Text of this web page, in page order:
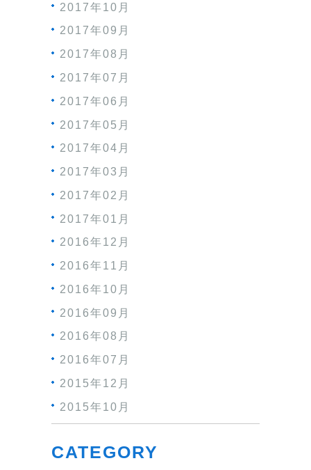
2017年10月
2017年09月
2017年08月
2017年07月
2017年06月
2017年05月
2017年04月
2017年03月
2017年02月
2017年01月
2016年12月
2016年11月
2016年10月
2016年09月
2016年08月
2016年07月
2015年12月
2015年10月
CATEGORY